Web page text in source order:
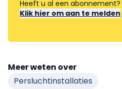
Heeft u al een abonnement?
Klik hier om aan te melden
Meer weten over
Persluchtinstallaties